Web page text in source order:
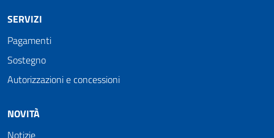
SERVIZI
Pagamenti
Sostegno
Autorizzazioni e concessioni
NOVITÀ
Notizie